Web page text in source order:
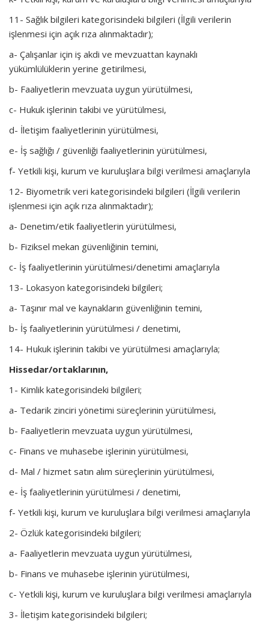
11- Sağlık bilgileri kategorisindeki bilgileri (İlgili verilerin
işlenmesi için açık rıza alınmaktadır);
a- Çalışanlar için iş akdi ve mevzuattan kaynaklı
yükümlülüklerin yerine getirilmesi,
b- Faaliyetlerin mevzuata uygun yürütülmesi,
c- Hukuk işlerinin takibi ve yürütülmesi,
d- İletişim faaliyetlerinin yürütülmesi,
e- İş sağlığı / güvenliği faaliyetlerinin yürütülmesi,
f- Yetkili kişi, kurum ve kuruluşlara bilgi verilmesi amaçlarıyla
12- Biyometrik veri kategorisindeki bilgileri (İlgili verilerin
işlenmesi için açık rıza alınmaktadır);
a- Denetim/etik faaliyetlerin yürütülmesi,
b- Fiziksel mekan güvenliğinin temini,
c- İş faaliyetlerinin yürütülmesi/denetimi amaçlarıyla
13- Lokasyon kategorisindeki bilgileri;
a- Taşınır mal ve kaynakların güvenliğinin temini,
b- İş faaliyetlerinin yürütülmesi / denetimi,
14- Hukuk işlerinin takibi ve yürütülmesi amaçlarıyla;
Hissedar/ortaklarının,
1- Kimlik kategorisindeki bilgileri;
a- Tedarik zinciri yönetimi süreçlerinin yürütülmesi,
b- Faaliyetlerin mevzuata uygun yürütülmesi,
c- Finans ve muhasebe işlerinin yürütülmesi,
d- Mal / hizmet satın alım süreçlerinin yürütülmesi,
e- İş faaliyetlerinin yürütülmesi / denetimi,
f- Yetkili kişi, kurum ve kuruluşlara bilgi verilmesi amaçlarıyla
2- Özlük kategorisindeki bilgileri;
a- Faaliyetlerin mevzuata uygun yürütülmesi,
b- Finans ve muhasebe işlerinin yürütülmesi,
c- Yetkili kişi, kurum ve kuruluşlara bilgi verilmesi amaçlarıyla
3- İletişim kategorisindeki bilgileri;